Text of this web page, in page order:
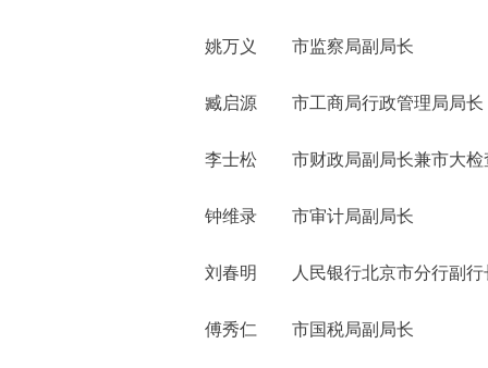
姚万义 市监察局副局长
臧启源 市工商局行政管理局局长
李士松 市财政局副局长兼市大检查
钟维录 市审计局副局长
刘春明 人民银行北京市分行副行
傅秀仁 市国税局副局长